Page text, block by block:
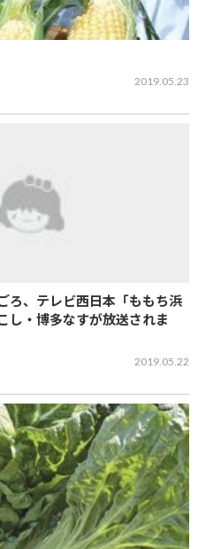
2019.05.23
」をPDFでご覧いただけます。
ろ、テレビ西日本「ももち浜
し・博多なすが放送されま
2019.05.22
レビ西日本「ももち浜ストア」
こし部会・なす部会の部会員の
い！